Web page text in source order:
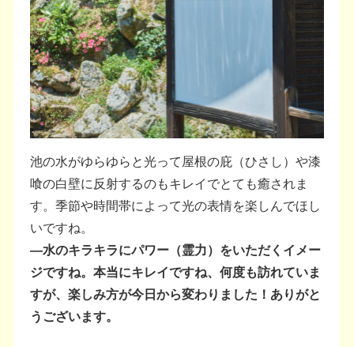
池の水がゆらゆらと光って屋根の庇（ひさし）や漆
喰の白壁に反射するのもキレイでとても癒されま
す。季節や時間帯によって光の表情を楽しんでほし
いですね。
―水のキラキラにパワー（霊力）をいただくイメー
ジですね。本当にキレイですね、何度も訪れていま
すが、楽しみ方が今日から変わりました！ありがと
うございます。